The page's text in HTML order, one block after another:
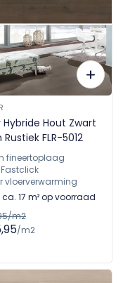
Hybride Hout Zwart
Rustiek FLR-5012
fineertoplaag
Fastclick
vloerverwarming
17 m² op voorraad
m2
/m2